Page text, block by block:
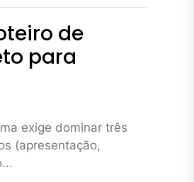
de
para
exige dominar três
(apresentação,